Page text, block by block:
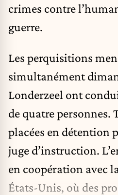
crimes contre
guerre.
Les perquisitions
simultanément
Londerzeel ont
de quatre personnes.
placées en détention
juge d’instruction.
en coopération avec
États-Unis, où des